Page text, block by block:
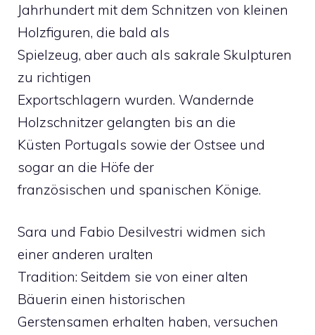
Jahrhundert mit dem Schnitzen von kleinen
Holzfiguren, die bald als
Spielzeug, aber auch als sakrale Skulpturen
zu richtigen
Exportschlagern wurden. Wandernde
Holzschnitzer gelangten bis an die
Küsten Portugals sowie der Ostsee und
sogar an die Höfe der
französischen und spanischen Könige.
Sara und Fabio Desilvestri widmen sich
einer anderen uralten
Tradition: Seitdem sie von einer alten
Bäuerin einen historischen
Gerstensamen erhalten haben, versuchen